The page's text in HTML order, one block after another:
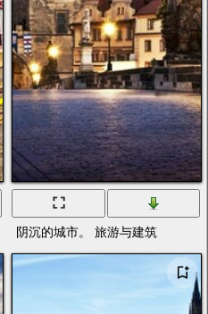
的好去处
阴沉的城市。 旅游与建筑